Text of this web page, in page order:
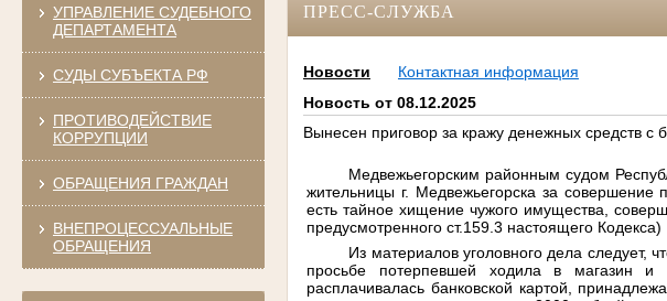
УПРАВЛЕНИЕ СУДЕБНОГО
ДЕПАРТАМЕНТА
СУДЫ СУБЪЕКТА РФ
ПРОТИВОДЕЙСТВИЕ
КОРРУПЦИИ
ОБРАЩЕНИЯ ГРАЖДАН
ВНЕПРОЦЕССУАЛЬНЫЕ
ОБРАЩЕНИЯ
ПРЕСС-СЛУЖБА
Новости
Контактная информация
Новость от 08.12.2025
Вынесен приговор за кражу денежных средств с
Медвежьегорским районным судом
жительницы г. Медвежьегорска за
есть тайное хищение чужого имущества,
предусмотренного ст.159.3 настоящего Кодекса)
Из материалов уголовного дела следует,
просьбе потерпевшей ходила в магазин и
расплачивалась банковской картой,